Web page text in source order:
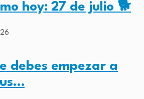
hoy: 27 de julio 🐕
debes empezar a